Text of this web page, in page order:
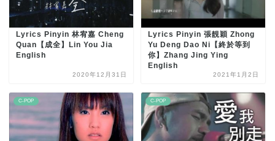
Lyrics Pinyin 林宥嘉 Cheng
Quan【成全】Lin You Jia
English
2020年12月31日
Lyrics Pinyin 張靚穎 Zhong
Yu Deng Dao Ni【終於等到
你】Zhang Jing Ying
English
2021年1月2日
C-POP C-POP